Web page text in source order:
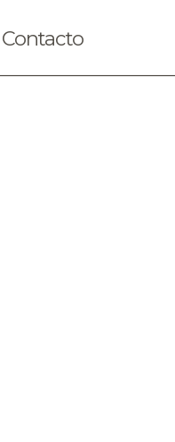
Contacto